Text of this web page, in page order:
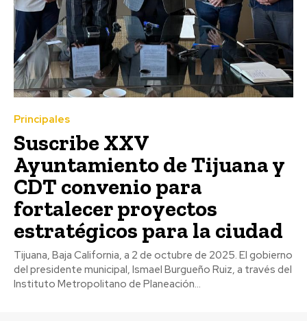
Principales
Suscribe XXV
Ayuntamiento de Tijuana y
CDT convenio para
fortalecer proyectos
estratégicos para la ciudad
Tijuana, Baja California, a 2 de octubre de 2025. El gobierno
del presidente municipal, Ismael Burgueño Ruiz, a través del
Instituto Metropolitano de Planeación...